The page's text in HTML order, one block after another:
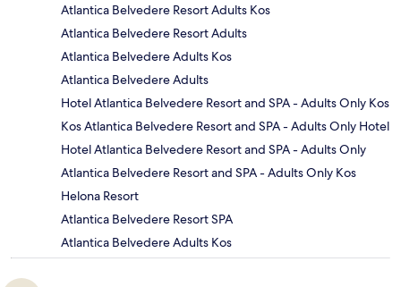
Atlantica Belvedere Resort Adults Kos
Atlantica Belvedere Resort Adults
Atlantica Belvedere Adults Kos
Atlantica Belvedere Adults
Hotel Atlantica Belvedere Resort and SPA - Adults Only Kos
Kos Atlantica Belvedere Resort and SPA - Adults Only Hotel
Hotel Atlantica Belvedere Resort and SPA - Adults Only
Atlantica Belvedere Resort and SPA - Adults Only Kos
Helona Resort
Atlantica Belvedere Resort SPA
Atlantica Belvedere Adults Kos